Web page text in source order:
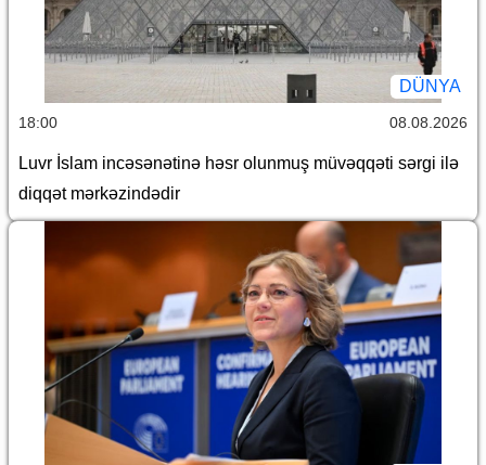
DÜNYA
18:00 08.08.2026
Luvr İslam incəsənətinə həsr olunmuş müvəqqəti sərgi ilə
diqqət mərkəzindədir